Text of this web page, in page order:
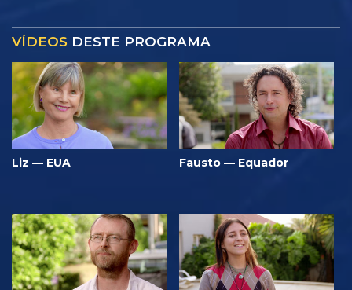
VÍDEOS DESTE PROGRAMA
Liz — EUA Fausto — Equador